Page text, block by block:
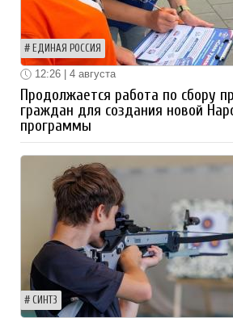
ЕДИНАЯ РОССИЯ
12:26 | 4 августа
Продолжается работа по сбору
граждан для создания новой
программы
СИНТЗ